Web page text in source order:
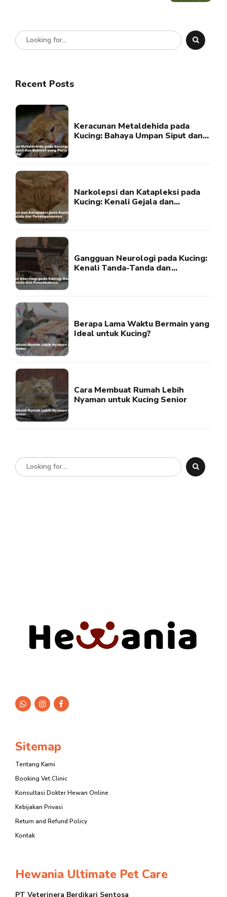
Recent Posts
Keracunan Metaldehida pada
Kucing: Bahaya Umpan Siput dan
Narkolepsi dan Katapleksi pada
Kucing: Kenali Gejala dan
Gangguan Neurologi pada Kucing:
Kenali Tanda-Tanda dan
Berapa Lama Waktu Bermain yang
Ideal untuk Kucing?
Cara Membuat Rumah Lebih
Nyaman untuk Kucing Senior
Sitemap
Tentang Kami
Booking Vet Clinic
Konsultasi Dokter Hewan Online
Kebijakan Privasi
Return and Refund Policy
Kontak
Hewania Ultimate Pet Care
PT Veterinera Berdikari Sentosa